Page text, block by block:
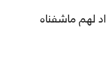
لهم ماشفناه